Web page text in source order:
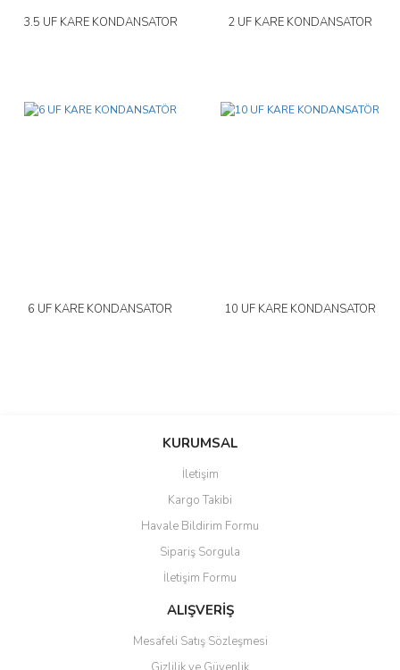
3.5 UF KARE KONDANSATÖR 2 UF KARE KONDANSATÖR
6 UF KARE KONDANSATÖR 10 UF KARE KONDANSATÖR
KURUMSAL
İletişim
Kargo Takibi
Havale Bildirim Formu
Sipariş Sorgula
İletişim Formu
ALIŞVERİŞ
Mesafeli Satış Sözleşmesi